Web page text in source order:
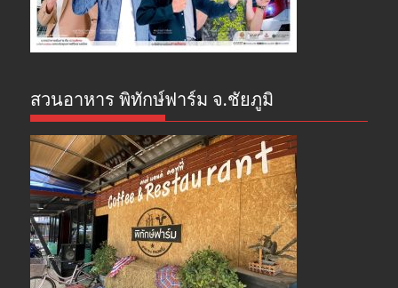
สวนอาหาร พิทักษ์ฟาร์ม จ.ชัยภูมิ